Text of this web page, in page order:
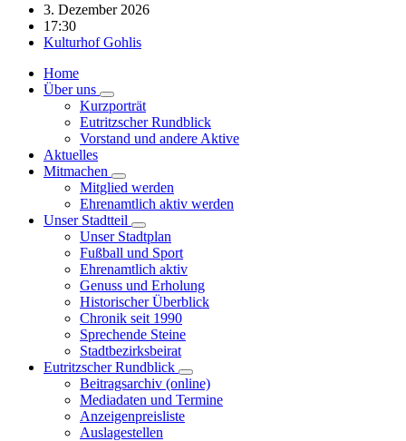
3. Dezember 2026
17:30
Kulturhof Gohlis
Home
Über uns
Kurzporträt
Eutritzscher Rundblick
Vorstand und andere Aktive
Aktuelles
Mitmachen
Mitglied werden
Ehrenamtlich aktiv werden
Unser Stadtteil
Unser Stadtplan
Fußball und Sport
Ehrenamtlich aktiv
Genuss und Erholung
Historischer Überblick
Chronik seit 1990
Sprechende Steine
Stadtbezirksbeirat
Eutritzscher Rundblick
Beitragsarchiv (online)
Mediadaten und Termine
Anzeigenpreisliste
Auslagestellen